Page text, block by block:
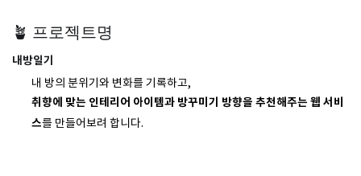
🪴 프로젝트명
내방일기
내 방의 분위기와 변화를 기록하고,
취향에 맞는 인테리어 아이템과 방꾸미기 방향을 추천해주는 웹 서비
스를 만들어보려 합니다.